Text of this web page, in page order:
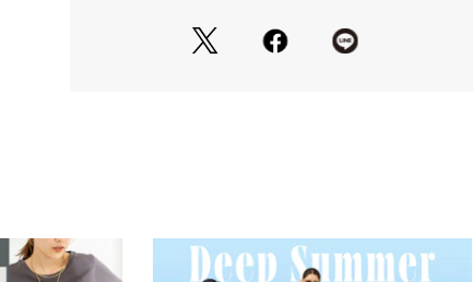
ヒップやもも周り等がスリムなシルエットです。
※セットアップでご購入の際は、カラーの組み合わせに
ご注意ください。